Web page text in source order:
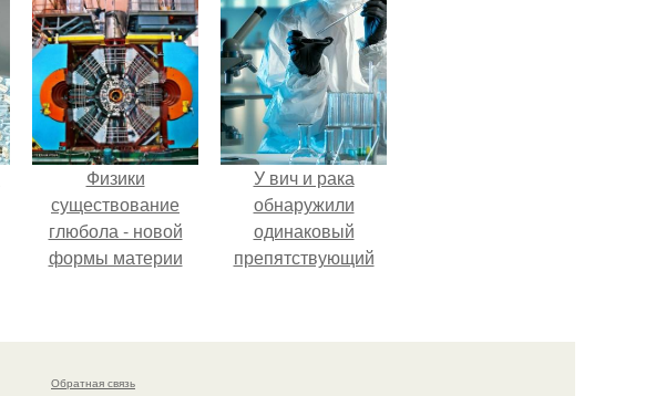
Физики
существование
глюбола - новой
формы материи
У вич и рака
обнаружили
одинаковый
препятствующий
Обратная связь